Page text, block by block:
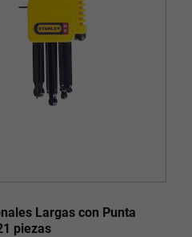
Largas con Punta
piezas